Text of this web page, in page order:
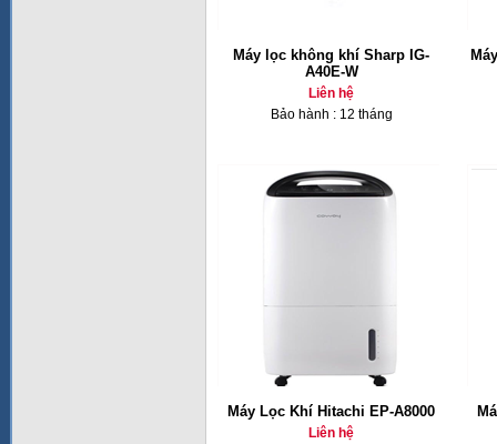
Máy lọc không khí Sharp IG-
A40E-W
Liên hệ
Bảo hành : 12 tháng
Máy Lọc Khí Hitachi EP-A8000
Liên hệ